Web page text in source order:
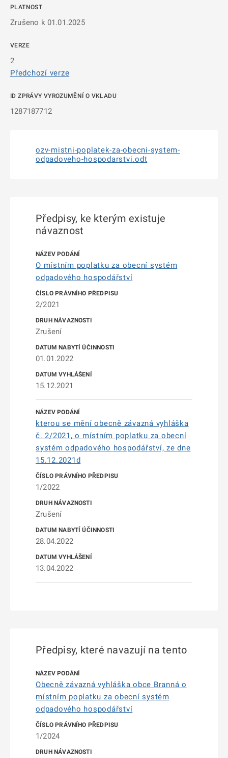
PLATNOST
Zrušeno k 01.01.2025
VERZE
2
Předchozí verze
ID ZPRÁVY VYROZUMĚNÍ O VKLADU
1287187712
ozv-mistni-poplatek-za-obecni-system-
odpadoveho-hospodarstvi.odt
Předpisy, ke kterým existuje
návaznost
O místním poplatku za obecní systém
odpadového hospodářství
2/2021
Zrušení
01.01.2022
15.12.2021
kterou se mění obecně závazná vyhláška
č. 2/2021, o místním poplatku za obecní
systém odpadového hospodářství, ze dne
15.12.2021d
1/2022
Zrušení
28.04.2022
13.04.2022
Předpisy, které navazují na tento
Obecně závazná vyhláška obce Branná o
místním poplatku za obecní systém
odpadového hospodářství
1/2024